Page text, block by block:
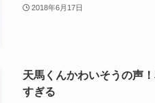
2018年6月17日
天馬くんかわいそうの声
すぎる